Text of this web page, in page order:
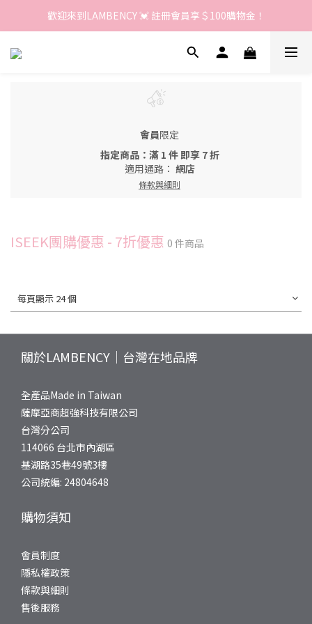
歡迎來到LAMBENCY 💓 註冊會員享＄100購物金！
歡迎來到LAMBENCY 💓 註冊會員享＄100購物金！
加入LINE好友 領優惠卷＄150
會員限定
指定商品：滿 1 件 即享 7 折
適用通路： 網店
條款與細則
ISEEK團購優惠 - 7折優惠 0 件商品
每頁顯示 24 個
關於LAMBENCY｜台灣在地品牌
全產品Made in Taiwan
薩摩亞商超強科技有限公司
台灣分公司
114066 台北市內湖區
基湖路35巷49號3樓
公司統編: 24804648
購物須知
會員制度
隱私權政策
條款與細則
售後服務